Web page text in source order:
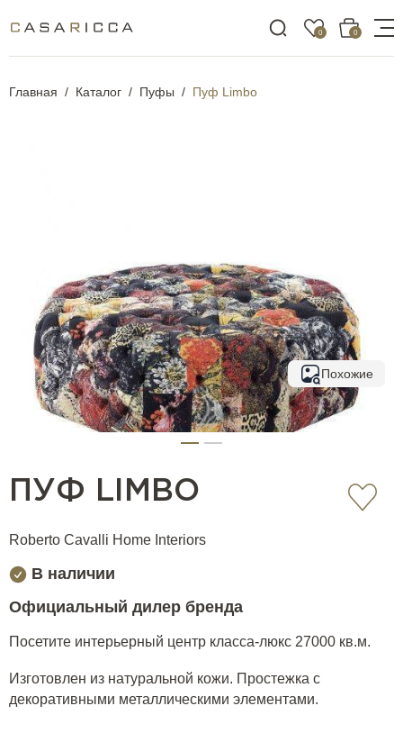
0 0
Главная Каталог Пуфы Пуф Limbo
Похожие
ПУФ LIMBO
Roberto Cavalli Home Interiors
В наличии
Официальный дилер бренда
Посетите интерьерный центр класса-люкс 27000 кв.м.
Изготовлен из натуральной кожи. Простежка с
декоративными металлическими элементами.